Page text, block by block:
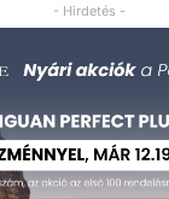
- Hirdetés -